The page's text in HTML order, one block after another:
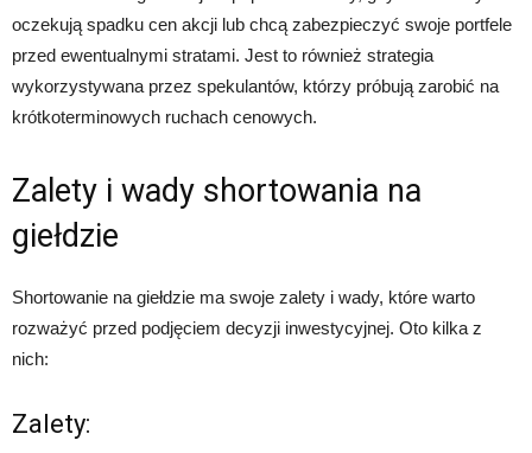
oczekują spadku cen akcji lub chcą zabezpieczyć swoje portfele
przed ewentualnymi stratami. Jest to również strategia
wykorzystywana przez spekulantów, którzy próbują zarobić na
krótkoterminowych ruchach cenowych.
Zalety i wady shortowania na
giełdzie
Shortowanie na giełdzie ma swoje zalety i wady, które warto
rozważyć przed podjęciem decyzji inwestycyjnej. Oto kilka z
nich:
Zalety: